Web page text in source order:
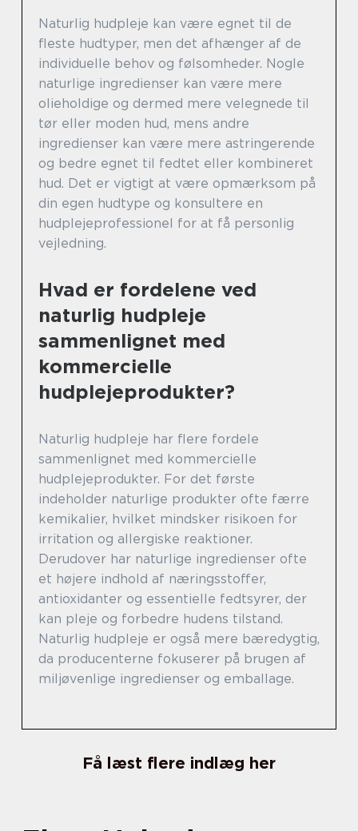
Naturlig hudpleje kan være egnet til de
fleste hudtyper, men det afhænger af de
individuelle behov og følsomheder. Nogle
naturlige ingredienser kan være mere
olieholdige og dermed mere velegnede til
tør eller moden hud, mens andre
ingredienser kan være mere astringerende
og bedre egnet til fedtet eller kombineret
hud. Det er vigtigt at være opmærksom på
din egen hudtype og konsultere en
hudplejeprofessionel for at få personlig
vejledning.
Hvad er fordelene ved
naturlig hudpleje
sammenlignet med
kommercielle
hudplejeprodukter?
Naturlig hudpleje har flere fordele
sammenlignet med kommercielle
hudplejeprodukter. For det første
indeholder naturlige produkter ofte færre
kemikalier, hvilket mindsker risikoen for
irritation og allergiske reaktioner.
Derudover har naturlige ingredienser ofte
et højere indhold af næringsstoffer,
antioxidanter og essentielle fedtsyrer, der
kan pleje og forbedre hudens tilstand.
Naturlig hudpleje er også mere bæredygtig,
da producenterne fokuserer på brugen af
miljøvenlige ingredienser og emballage.
Få læst flere indlæg her